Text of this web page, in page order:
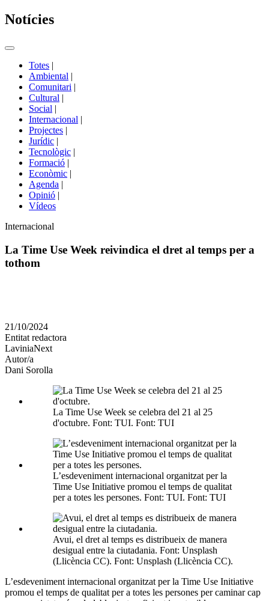
Notícies
Commutador
portals
Totes |
Ambiental |
Comunitari |
Cultural |
Social |
Internacional |
Projectes |
Jurídic |
Tecnològic |
Formació |
Econòmic |
Agenda |
Opinió |
Vídeos
Àmbit
la
notícia
Internacional
La Time Use Week reivindica el dret al temps per a
tothom
en
altres
xarxes
socials
21/10/2024
Entitat redactora
LaviniaNext
Autor/a
Dani Sorolla
La Time Use Week se celebra del 21 al 25
d'octubre. Font: TUI. Font: TUI
L’esdeveniment internacional organitzat per la
Time Use Initiative promou el temps de qualitat
per a totes les persones. Font: TUI. Font: TUI
Avui, el dret al temps es distribueix de manera
desigual entre la ciutadania. Font: Unsplash
(Llicència CC). Font: Unsplash (Llicència CC).
L’esdeveniment internacional organitzat per la Time Use Initiative
promou el temps de qualitat per a totes les persones per caminar cap